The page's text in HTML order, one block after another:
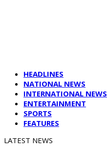
HEADLINES
NATIONAL NEWS
INTERNATIONAL NEWS
ENTERTAINMENT
SPORTS
FEATURES
LATEST NEWS